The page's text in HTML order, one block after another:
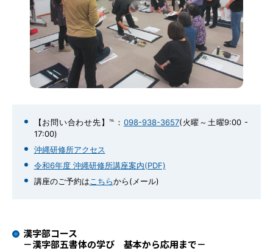
【お問い合わせ先】℡： 098-938-3657(火曜～土曜9:00 -
17:00)
沖縄研修所アクセス
令和6年度 沖縄研修所講座案内(PDF)
講座のご予約は こちらから(メール)
漢字部コース
－漢字部五書体の学び 基本から応用まで－